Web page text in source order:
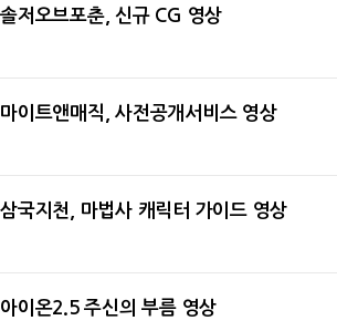
2011-01-13
솔저오브포춘, 신규 CG 영상
2011-01-13
마이트앤매직, 사전공개서비스 영상
2011-01-13
삼국지천, 마법사 캐릭터 가이드 영상
2011-01-13
아이온2.5 주신의 부름 영상